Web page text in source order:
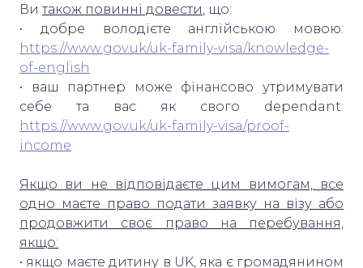
Витакож повинні довести , що:
• добре володієте англійською мовою:
https://www.gov.uk/uk-family-visa/knowledge-
of-english
• ваш партнер може фінансово утримувати
себе та вас як свого dependant:
https://www.gov.uk/uk-family-visa/proof-
income
Якщо ви не відповідаєте цим вимогам, все
одно маєте право подати заявку на візу або
продовжити своє право на перебування,
якщо:
• якщо маєте дитину в UK, яка є громадянином